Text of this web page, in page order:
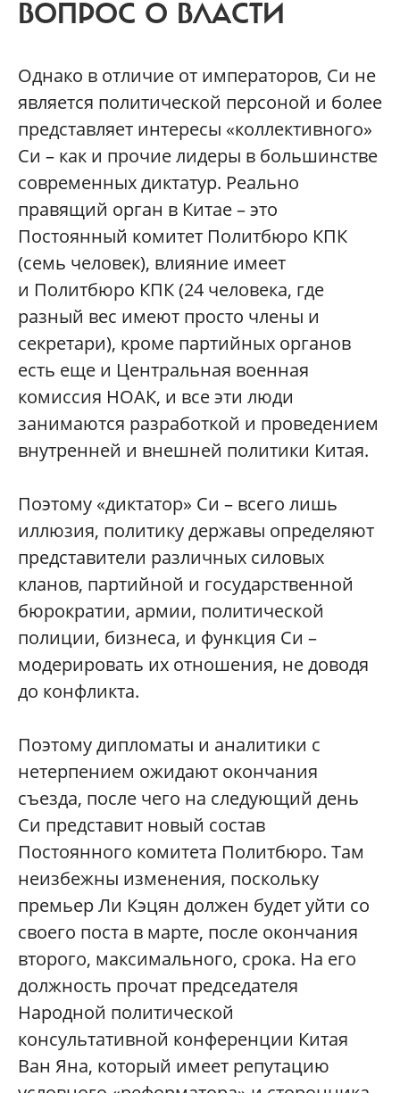
ВОПРОС О ВЛАСТИ
Однако в отличие от императоров, Си не
является политической персоной и более
представляет интересы «коллективного»
Си – как и прочие лидеры в большинстве
современных диктатур. Реально
правящий орган в Китае – это
Постоянный комитет Политбюро КПК
(семь человек), влияние имеет
и Политбюро КПК (24 человека, где
разный вес имеют просто члены и
секретари), кроме партийных органов
есть еще и Центральная военная
комиссия НОАК, и все эти люди
занимаются разработкой и проведением
внутренней и внешней политики Китая.
Поэтому «диктатор» Си – всего лишь
иллюзия, политику державы определяют
представители различных силовых
кланов, партийной и государственной
бюрократии, армии, политической
полиции, бизнеса, и функция Си –
модерировать их отношения, не доводя
до конфликта.
Поэтому дипломаты и аналитики с
нетерпением ожидают окончания
съезда, после чего на следующий день
Си представит новый состав
Постоянного комитета Политбюро. Там
неизбежны изменения, поскольку
премьер Ли Кэцян должен будет уйти со
своего поста в марте, после окончания
второго, максимального, срока. На его
должность прочат председателя
Народной политической
консультативной конференции Китая
Ван Яна, который имеет репутацию